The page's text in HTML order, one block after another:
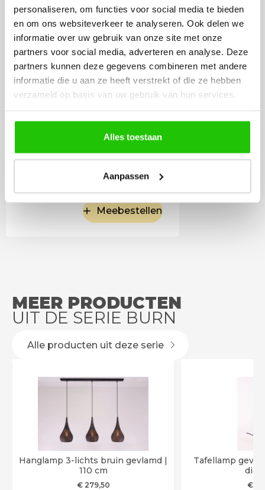
personaliseren, om functies voor social media te bieden
en om ons websiteverkeer te analyseren. Ook delen we
informatie over uw gebruik van onze site met onze
partners voor social media, adverteren en analyse. Deze
partners kunnen deze gegevens combineren met andere
informatie die u aan ze heeft verstrekt of die ze hebben
verzameld op basis van uw gebruik van hun services.
Alles toestaan
Aanpassen
17,50
Meebestellen
MEER PRODUCTEN
UIT DE SERIE BURN
Alle producten uit deze serie
Hanglamp 3-lichts bruin gevlamd |
110 cm
€279,50
Tafellamp
€